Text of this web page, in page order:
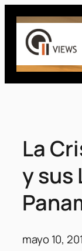
Saltar
contenido
La
y sus
mayo 10,